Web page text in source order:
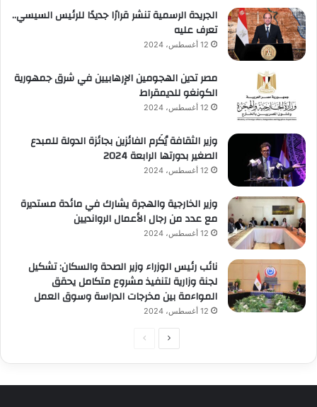
الجريدة الرسمية تنشر قرارًا جديدًا للرئيس السيسي..
تعرف عليه
12 أغسطس، 2024
مصر تدين الهجومين الإرهابيين في شرق جمهورية
الكونغو للديمقراط
12 أغسطس، 2024
وزير الثقافة يُكَرم الفائزين بجائزة الدولة للمبدع
الصغير بدورتها الرابعة 2024
12 أغسطس، 2024
وزير الخارجية والهجرة يشارك في مائدة مستديرة
مع عدد من رجال الأعمال الروانديين
12 أغسطس، 2024
نائب رئيس الوزراء وزير الصحة والسكان: تشكيل
لجنة وزارية لتنفيذ مشروع متكامل يحقق
المواءمة بين مخرجات الدراسة وسوق العمل
12 أغسطس، 2024
الصفحةالصفحة